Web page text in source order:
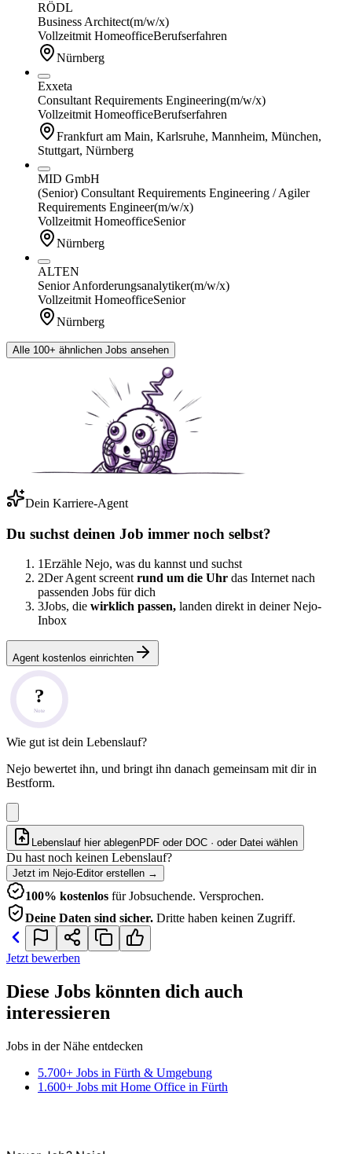
RÖDL
Business Architect(m/w/x)
Vollzeitmit HomeofficeBerufserfahren
Nürnberg
Exxeta
Consultant Requirements Engineering(m/w/x)
Vollzeitmit HomeofficeBerufserfahren
Frankfurt am Main, Karlsruhe, Mannheim, München,
Stuttgart, Nürnberg
MID GmbH
(Senior) Consultant Requirements Engineering / Agiler
Requirements Engineer(m/w/x)
Vollzeitmit HomeofficeSenior
Nürnberg
ALTEN
Senior Anforderungsanalytiker(m/w/x)
Vollzeitmit HomeofficeSenior
Nürnberg
Alle 100+ ähnlichen Jobs ansehen
Dein Karriere-Agent
Du suchst deinen Job immer noch selbst?
1Erzähle Nejo, was du kannst und suchst
2Der Agent screent rund um die Uhr das Internet nach
passenden Jobs für dich
3Jobs, die wirklich passen, landen direkt in deiner Nejo-
Inbox
Agent kostenlos einrichten
?
Note
Wie gut ist dein Lebenslauf?
Nejo bewertet ihn, und bringt ihn danach gemeinsam mit dir in
Bestform.
Lebenslauf hier ablegenPDF oder DOC · oder Datei wählen
Du hast noch keinen Lebenslauf?
Jetzt im Nejo-Editor erstellen →
100% kostenlos für Jobsuchende. Versprochen.
Deine Daten sind sicher. Dritte haben keinen Zugriff.
Jetzt bewerben
Diese Jobs könnten dich auch
interessieren
Jobs in der Nähe entdecken
5.700+ Jobs in Fürth & Umgebung
1.600+ Jobs mit Home Office in Fürth